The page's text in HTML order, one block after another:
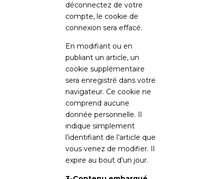
déconnectez de votre
compte, le cookie de
connexion sera effacé.
En modifiant ou en
publiant un article, un
cookie supplémentaire
sera enregistré dans votre
navigateur. Ce cookie ne
comprend aucune
donnée personnelle. Il
indique simplement
l’identifiant de l’article que
vous venez de modifier. Il
expire au bout d’un jour.